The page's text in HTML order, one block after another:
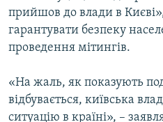
прийшов до влади в
гарантувати безпеку
проведення мітингів.
«На жаль, як показують
відбувається, київська
ситуацію в країні», –